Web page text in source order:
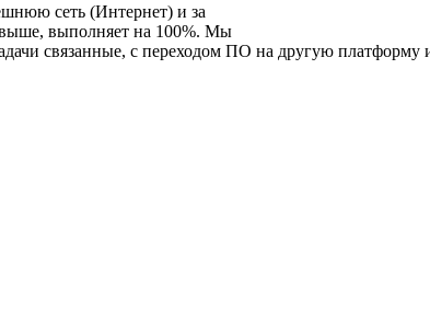
сеть (Интернет) и за
выше, выполняет на 100%. Мы
связанные, с переходом ПО на другую